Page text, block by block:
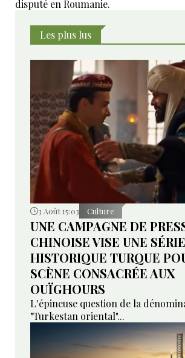
disputé en Roumanie.
Les plus lus
3 Août 15:03 Culture
UNE CAMPAGNE DE
CHINOISE VISE UNE SÉRIE
HISTORIQUE TURQUE
SCÈNE CONSACRÉE AUX
OUÏGHOURS
L'épineuse question de la
"Turkestan oriental"...